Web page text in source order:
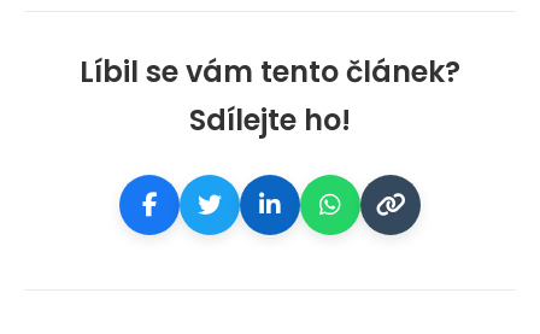
Líbil se vám tento článek?
Sdílejte ho!